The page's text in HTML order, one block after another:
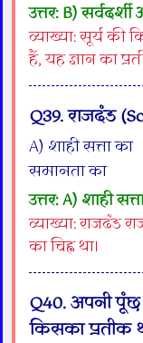
उत्तर: B)
व्याख्या: सूर्य की
हैं, यह ज्ञान का
Q39. राजदंड
A) शाही सत्ता
समानता का
उत्तर: A) शाही
व्याख्या: राजदंड
का चिह्न था।
Q40. अपनी
किसका प्रतीक